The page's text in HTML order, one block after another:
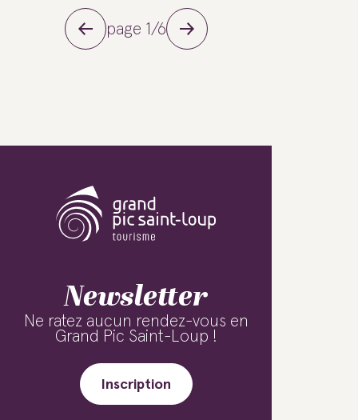
page 1/6
Newsletter
Ne ratez aucun rendez-vous en
Grand Pic Saint-Loup !
Inscription